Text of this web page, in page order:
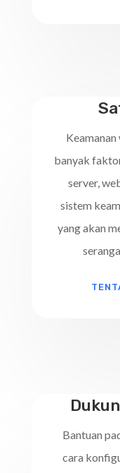
banyak
server,
sistem
yang akan
Bantuan
cara